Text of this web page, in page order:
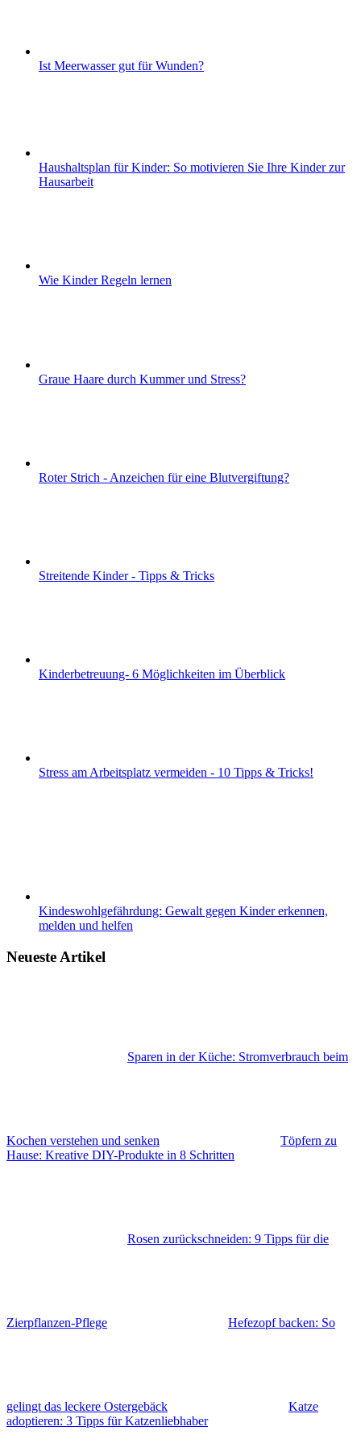
Ist Meerwasser gut für Wunden?
Haushaltsplan für Kinder: So motivieren Sie Ihre Kinder zur
Hausarbeit
Wie Kinder Regeln lernen
Graue Haare durch Kummer und Stress?
Roter Strich - Anzeichen für eine Blutvergiftung?
Streitende Kinder - Tipps & Tricks
Kinderbetreuung- 6 Möglichkeiten im Überblick
Stress am Arbeitsplatz vermeiden - 10 Tipps & Tricks!
Kindeswohlgefährdung: Gewalt gegen Kinder erkennen,
melden und helfen
Neueste Artikel
Sparen in der Küche: Stromverbrauch beim
Kochen verstehen und senken
Töpfern zu
Hause: Kreative DIY-Produkte in 8 Schritten
Rosen zurückschneiden: 9 Tipps für die
Zierpflanzen-Pflege Hefezopf backen: So
gelingt das leckere Ostergebäck
Katze
adoptieren: 3 Tipps für Katzenliebhaber